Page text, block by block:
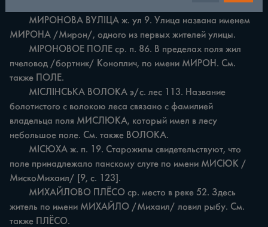
МИРОНА /Мирон/, одного из первых жителей улицы.
пчеловод /бортник/ Коноплич, по имени МИРОН. См.
также ПОЛЕ.
болотистого с волокою леса связано с фамилией
владельца поля МИСЛЮКА, который имел в лесу
небольшое поле. См. также ВОЛОКА.
поле принадлежало панскому слуге по имени МИСЮК /
МискоМихаил/ [9, с. 123].
житель по имени МИХАЙЛО /Михаил/ ловил рыбу. См.
также ПЛЁСО.